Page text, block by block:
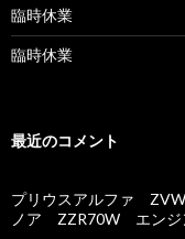
臨時休業
臨時休業
最近のコメント
プリウスアルファ
ノア ZZR70W エンジ